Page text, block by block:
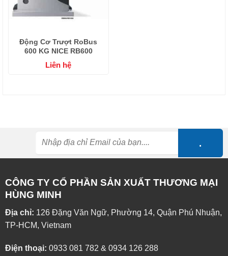
Động Cơ Trượt RoBus
600 KG NICE RB600
Liên hệ
CÔNG TY CỔ PHẦN SẢN XUẤT THƯƠNG MẠI
HÙNG MINH
Địa chỉ: 126 Đặng Văn Ngữ, Phường 14, Quận Phú Nhuận,
TP-HCM, Vietnam
Điện thoại: 0933 081 782 & 0934 126 288